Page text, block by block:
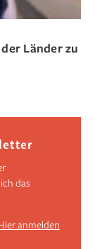
Länder zu
das
anmelden